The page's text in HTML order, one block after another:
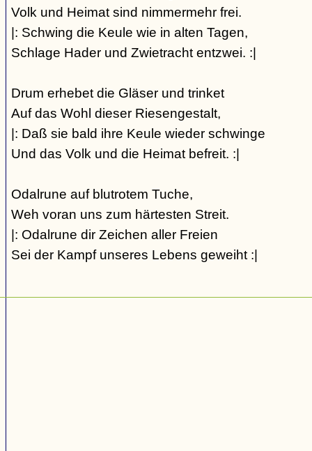
Volk und Heimat sind nimmermehr frei.
|: Schwing die Keule wie in alten Tagen,
Schlage Hader und Zwietracht entzwei. :|
Drum erhebet die Gläser und trinket
Auf das Wohl dieser Riesengestalt,
|: Daß sie bald ihre Keule wieder schwinge
Und das Volk und die Heimat befreit. :|
Odalrune auf blutrotem Tuche,
Weh voran uns zum härtesten Streit.
|: Odalrune dir Zeichen aller Freien
Sei der Kampf unseres Lebens geweiht :|